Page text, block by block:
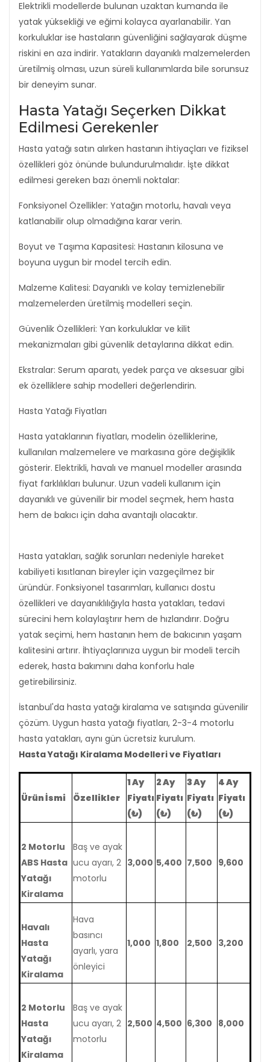
Elektrikli modellerde bulunan uzaktan kumanda ile
yatak yüksekliği ve eğimi kolayca ayarlanabilir. Yan
korkuluklar ise hastaların güvenliğini sağlayarak düşme
riskini en aza indirir. Yatakların dayanıklı malzemelerden
üretilmiş olması, uzun süreli kullanımlarda bile sorunsuz
bir deneyim sunar.
Hasta Yatağı Seçerken Dikkat
Edilmesi Gerekenler
Hasta yatağı satın alırken hastanın ihtiyaçları ve fiziksel
özellikleri göz önünde bulundurulmalıdır. İşte dikkat
edilmesi gereken bazı önemli noktalar:
Fonksiyonel Özellikler: Yatağın motorlu, havalı veya
katlanabilir olup olmadığına karar verin.
Boyut ve Taşıma Kapasitesi: Hastanın kilosuna ve
boyuna uygun bir model tercih edin.
Malzeme Kalitesi: Dayanıklı ve kolay temizlenebilir
malzemelerden üretilmiş modelleri seçin.
Güvenlik Özellikleri: Yan korkuluklar ve kilit
mekanizmaları gibi güvenlik detaylarına dikkat edin.
Ekstralar: Serum aparatı, yedek parça ve aksesuar gibi
ek özelliklere sahip modelleri değerlendirin.
Hasta Yatağı Fiyatları
Hasta yataklarının fiyatları, modelin özelliklerine,
kullanılan malzemelere ve markasına göre değişiklik
gösterir. Elektrikli, havalı ve manuel modeller arasında
fiyat farklılıkları bulunur. Uzun vadeli kullanım için
dayanıklı ve güvenilir bir model seçmek, hem hasta
hem de bakıcı için daha avantajlı olacaktır.
Hasta yatakları, sağlık sorunları nedeniyle hareket
kabiliyeti kısıtlanan bireyler için vazgeçilmez bir
üründür. Fonksiyonel tasarımları, kullanıcı dostu
özellikleri ve dayanıklılığıyla hasta yatakları, tedavi
sürecini hem kolaylaştırır hem de hızlandırır. Doğru
yatak seçimi, hem hastanın hem de bakıcının yaşam
kalitesini artırır. İhtiyaçlarınıza uygun bir modeli tercih
ederek, hasta bakımını daha konforlu hale
getirebilirsiniz.
İstanbul'da hasta yatağı kiralama ve satışında güvenilir
çözüm. Uygun hasta yatağı fiyatları, 2-3-4 motorlu
hasta yatakları, aynı gün ücretsiz kurulum.
Hasta Yatağı Kiralama Modelleri ve Fiyatları
Ürün İsmi Özellikler
1 Ay
Fiyatı
(₺)
2 Ay
Fiyatı
(₺)
3 Ay
Fiyatı
(₺)
4 Ay
Fiyatı
(₺)
2 Motorlu
ABS Hasta
Yatağı
Kiralama
Baş ve ayak
ucu ayarı, 2
motorlu
3,000 5,400 7,500 9,600
Havalı
Hasta
Yatağı
Kiralama
Hava
basıncı
ayarlı, yara
önleyici
1,000 1,800 2,500 3,200
2 Motorlu
Hasta
Yatağı
Kiralama
Baş ve ayak
ucu ayarı, 2
motorlu
2,500 4,500 6,300 8,000